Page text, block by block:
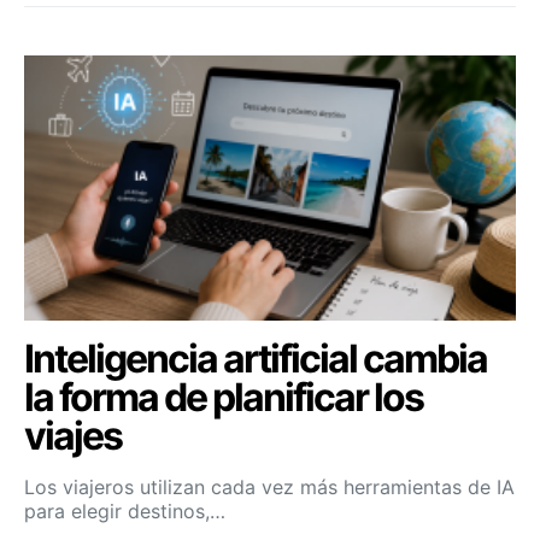
Inteligencia artificial cambia
la forma de planificar los
viajes
Los viajeros utilizan cada vez más herramientas de IA
para elegir destinos,…